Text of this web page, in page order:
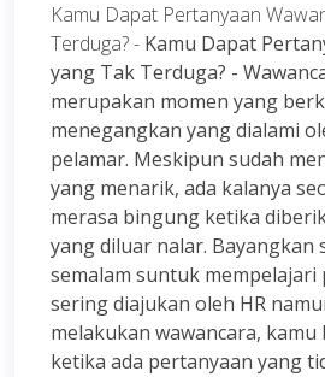
Kamu Dapat Pertanyaan
Terduga? - Kamu Dapat
yang Tak Terduga? -
merupakan momen yang
menegangkan yang dialami
pelamar. Meskipun sudah
yang menarik, ada kalanya
merasa bingung ketika
yang diluar nalar. Bayangkan
semalam suntuk
sering diajukan oleh HR
melakukan wawancara, kamu
ketika ada pertanyaan yang